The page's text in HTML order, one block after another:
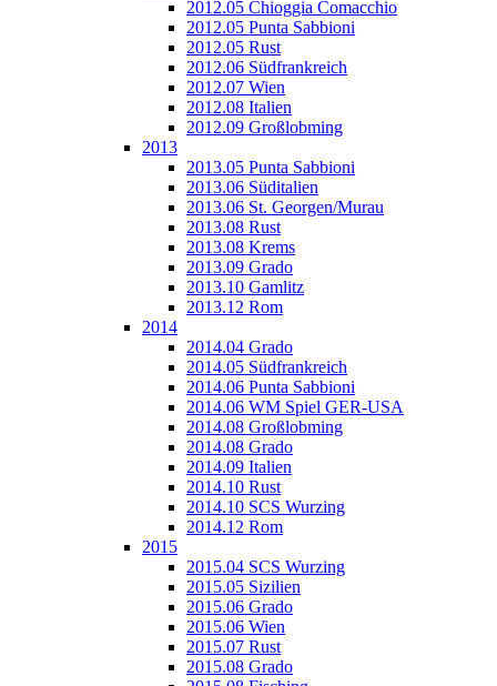
2012.05 Chioggia Comacchio
2012.05 Punta Sabbioni
2012.05 Rust
2012.06 Südfrankreich
2012.07 Wien
2012.08 Italien
2012.09 Großlobming
2013
2013.05 Punta Sabbioni
2013.06 Süditalien
2013.06 St. Georgen/Murau
2013.08 Rust
2013.08 Krems
2013.09 Grado
2013.10 Gamlitz
2013.12 Rom
2014
2014.04 Grado
2014.05 Südfrankreich
2014.06 Punta Sabbioni
2014.06 WM Spiel GER-USA
2014.08 Großlobming
2014.08 Grado
2014.09 Italien
2014.10 Rust
2014.10 SCS Wurzing
2014.12 Rom
2015
2015.04 SCS Wurzing
2015.05 Sizilien
2015.06 Grado
2015.06 Wien
2015.07 Rust
2015.08 Grado